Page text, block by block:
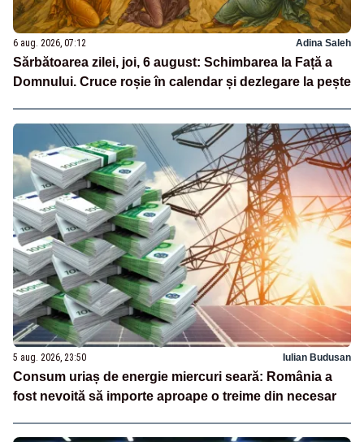
6 aug. 2026, 07:12 Adina Saleh
Sărbătoarea zilei, joi, 6 august: Schimbarea la Față a
Domnului. Cruce roșie în calendar și dezlegare la pește
5 aug. 2026, 23:50 Iulian Budusan
Consum uriaș de energie miercuri seară: România a
fost nevoită să importe aproape o treime din necesar